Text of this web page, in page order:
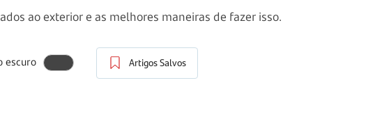
ao exterior e as melhores maneiras de fazer isso.
escuro Artigos Salvos